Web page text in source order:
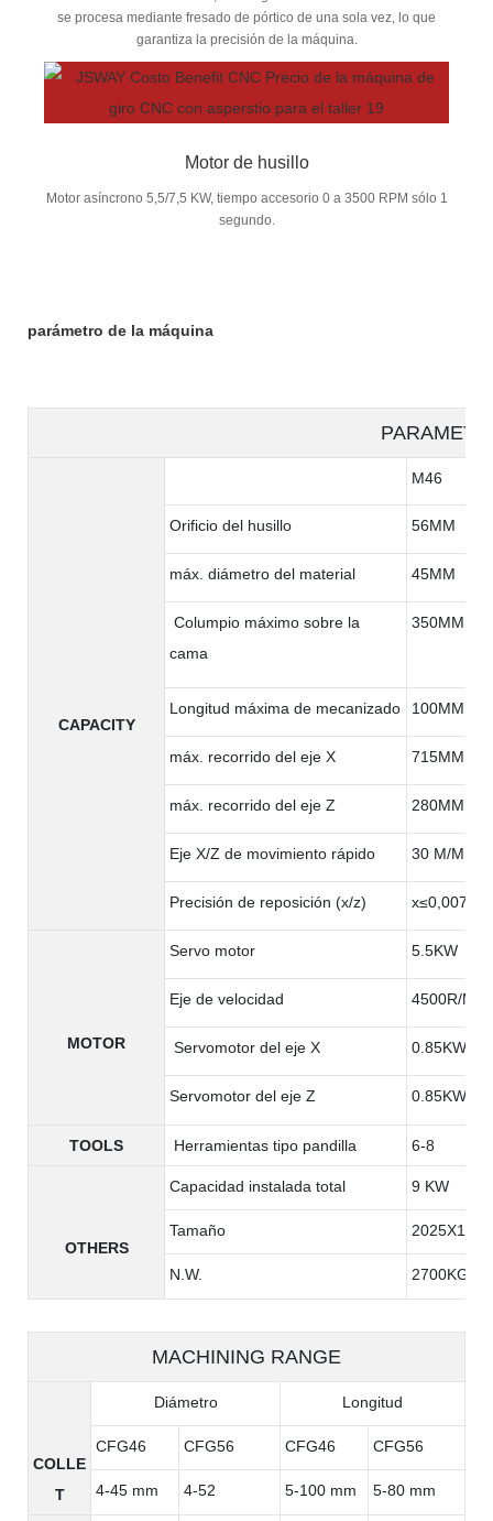
se procesa mediante fresado de pórtico de una sola vez, lo que
garantiza la precisión de la máquina.
Motor de husillo
Motor asíncrono 5,5/7,5 KW, tiempo accesorio 0 a 3500 RPM sólo 1
segundo.
parámetro de la máquina
CAPACITY
M46
Orificio del husillo 56MM
máx. diámetro del material 45MM
Columpio máximo sobre la
cama
350MM
Longitud máxima de mecanizado 100MM
máx. recorrido del eje X 715MM
máx. recorrido del eje Z 280MM
Eje X/Z de movimiento rápido 30 M/MIN
Precisión de reposición (x/z)
MOTOR
Servo motor 5.5KW
Eje de velocidad 4500R/MIN
Servomotor del eje X 0.85KW
Servomotor del eje Z 0.85KW
TOOLS Herramientas tipo pandilla 6-8
OTHERS
Capacidad instalada total 9 KW
Tamaño
N.W. 2700KG
MACHINING RANGE
COLLE
T
Diámetro Longitud
CFG46 CFG56 CFG46 CFG56
4-45 mm 4-52 5-100 mm 5-80 mm